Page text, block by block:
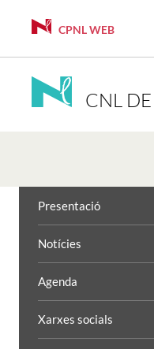
CPNL WEB
CNL DE
Presentació
Notícies
Agenda
Xarxes socials